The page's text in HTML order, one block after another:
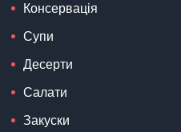
Консервація
Супи
Десерти
Салати
Закуски